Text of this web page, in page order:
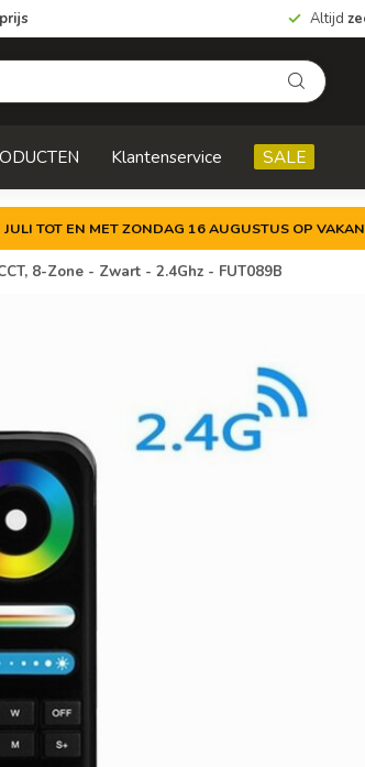
Altijd
Klantenservice SALE
TOT EN MET ZONDAG 16 AUGUSTUS OP
8-Zone - Zwart - 2.4Ghz - FUT089B